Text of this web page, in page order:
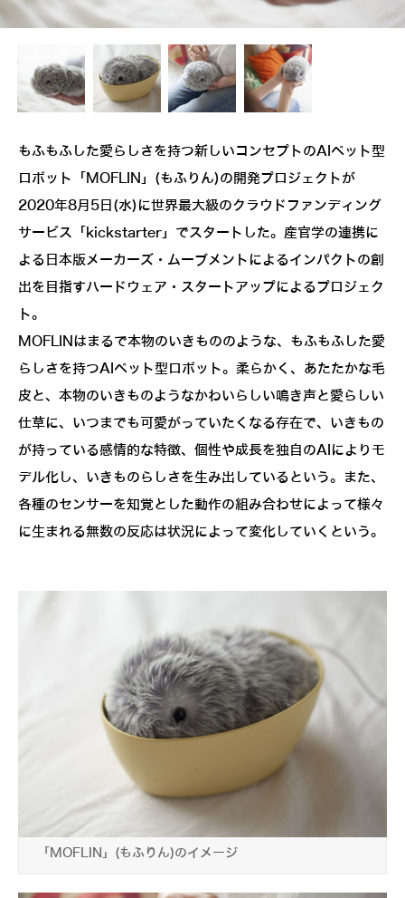
もふもふした愛らしさを持つ新しいコンセプトのAIペット型
ロボット「MOFLIN」(もふりん)の開発プロジェクトが
2020年8月5日(水)に世界最大級のクラウドファンディング
サービス「kickstarter」でスタートした。産官学の連携に
よる日本版メーカーズ・ムーブメントによるインパクトの創
出を目指すハードウェア・スタートアップによるプロジェク
ト。
MOFLINはまるで本物のいきもののような、もふもふした愛
らしさを持つAIペット型ロボット。柔らかく、あたたかな毛
皮と、本物のいきものようなかわいらしい鳴き声と愛らしい
仕草に、いつまでも可愛がっていたくなる存在で、いきもの
が持っている感情的な特徴、個性や成長を独自のAIによりモ
デル化し、いきものらしさを生み出しているという。また、
各種のセンサーを知覚とした動作の組み合わせによって様々
に生まれる無数の反応は状況によって変化していくという。
「MOFLIN」(もふりん)のイメージ